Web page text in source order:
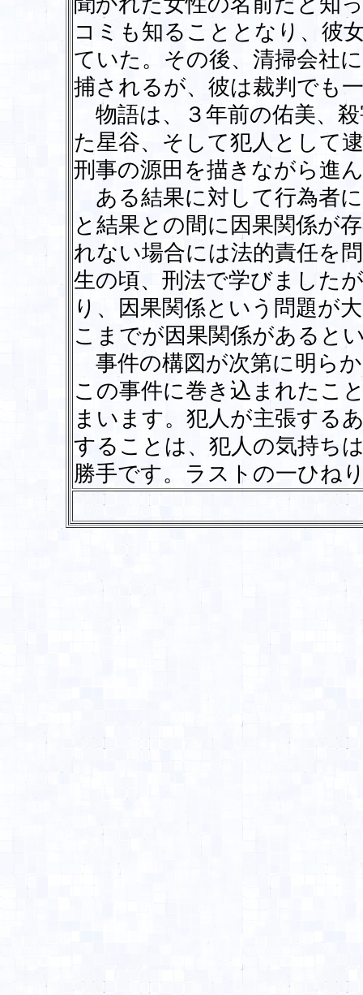
コミも知ることとなり、彼
ていた。その後、清掃会社
捕されるが、彼は裁判でも
物語は、３年前の佑美、
た星谷、そして犯人として
刑事の源田を描きながら進
ある結果に対して行為者
と結果との間に因果関係が
れない場合には法的責任を
生の頃、刑法で学びました
り、因果関係という問題が
こまでが因果関係があると
事件の構図が次第に明ら
この事件に巻き込まれたこ
まいます。犯人が主張する
することは、犯人の気持ち
勝手です。ラストの一ひね